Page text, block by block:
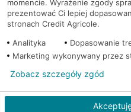
PolitykaCookies
© 2026 Credit Agricole Bank
momencie. Wyrażenie zgody
prezentować Ci lepiej
stronach Credit Agricole.
Analityka
Dopasowanie
Marketing wykonywany przez
Zobacz szczegóły zgód